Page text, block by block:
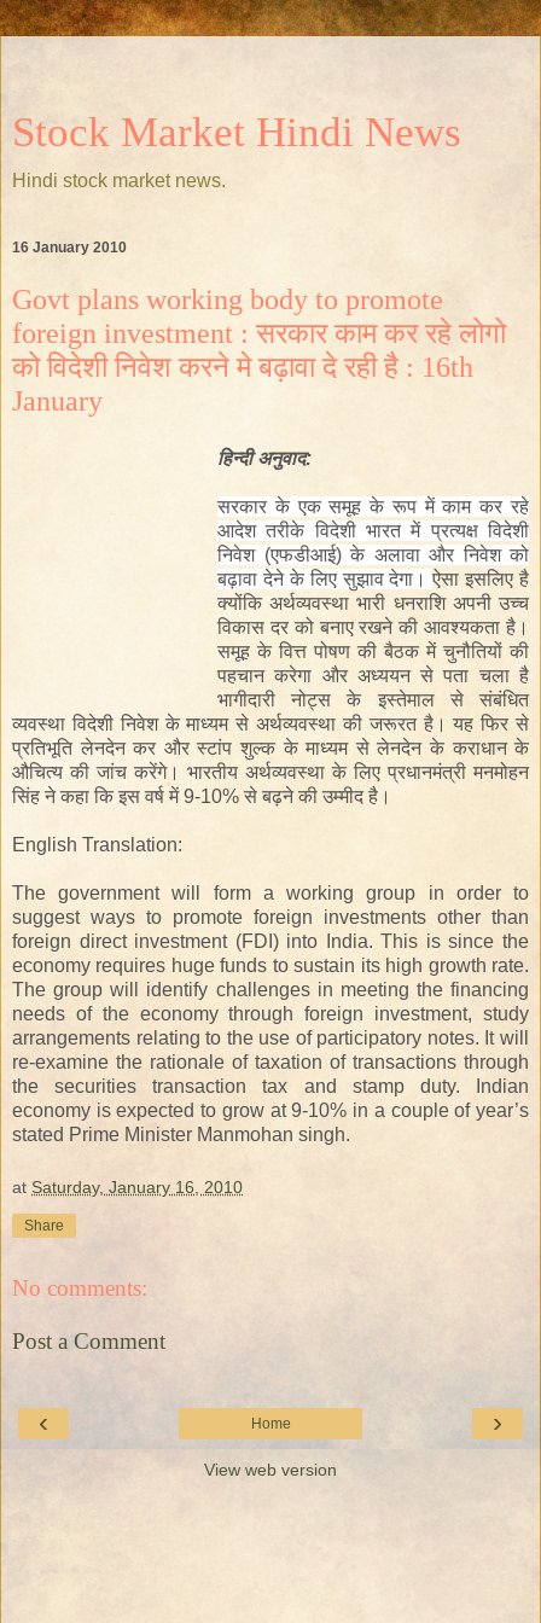
Stock Market Hindi News
Hindi stock market news.
16 January 2010
Govt plans working body to promote
foreign investment : सरकार काम कर रहे लोगो
को विदेशी निवेश करने मे बढ़ावा दे रही है : 16th
January
हिन्दी अनुवाद:
सरकार के एक समूह के रूप में काम कर रहे
आदेश तरीके विदेशी भारत में प्रत्यक्ष विदेशी
निवेश (एफडीआई) के अलावा और निवेश को
बढ़ावा देने के लिए सुझाव देगा।ऐसा इसलिए है
क्योंकि अर्थव्यवस्था भारी धनराशि अपनी उच्च
विकास दर को बनाए रखने की आवश्यकता है।
समूह के वित्त पोषण की बैठक में चुनौतियों की
पहचान करेगा और अध्ययन से पता चला है
भागीदारी
नोट्स के इस्तेमाल से
संबंधित
व्यवस्था विदेशी निवेश के माध्यम से अर्थव्यवस्था की जरूरत है। यह फिर से
प्रतिभूति लेनदेन कर और स्टांप शुल्क के माध्यम से लेनदेन के कराधान के
औचित्य की जांच करेंगे। भारतीय अर्थव्यवस्था के लिए प्रधानमंत्री मनमोहन
सिंह ने कहा कि इस वर्ष में9-10%से बढ़ने की उम्मीद है।
English Translation:
The government will form a working group in order to
suggest ways to promote foreign investments other than
foreign direct investment (FDI) into India. This is since the
economy requires huge funds to sustain its high growth rate.
The group will identify challenges in meeting the financing
needs of the economy through foreign investment, study
arrangements relating to the use of participatory notes. It will
re-examine the rationale of taxation of transactions through
the securities transaction tax and stamp duty. Indian
economy is expected to grow at 9-10% in a couple of year’s
stated Prime Minister Manmohan singh.
at Saturday, January 16, 2010
Share
No comments:
Post a Comment
‹ ›
Home
View web version